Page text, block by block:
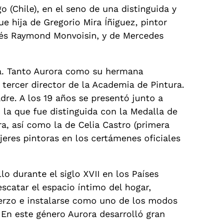
(Chile), en el seno de una distinguida y
hija de Gregorio Mira Íñiguez, pintor
Raymond Monvoisin, y de Mercedes
Tanto Aurora como su hermana
director de la Academia de Pintura.
A los 19 años se presentó junto a
que fue distinguida con la Medalla de
así como la de Celia Castro (primera
pintoras en los certámenes oficiales
durante el siglo XVII en los Países
el espacio íntimo del hogar,
e instalarse como uno de los modos
este género Aurora desarrolló gran